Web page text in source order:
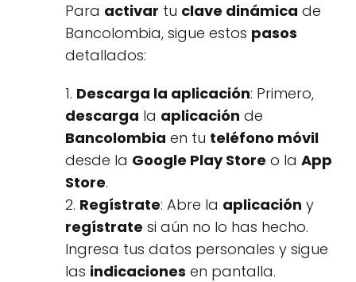
Para activar tu clave dinámica de
Bancolombia, sigue estos pasos
detallados:
1. Descarga la aplicación: Primero,
descarga la aplicación de
Bancolombia en tu teléfono móvil
desde la Google Play Store o la App
Store.
2. Regístrate: Abre la aplicación y
regístrate si aún no lo has hecho.
Ingresa tus datos personales y sigue
las indicaciones en pantalla.